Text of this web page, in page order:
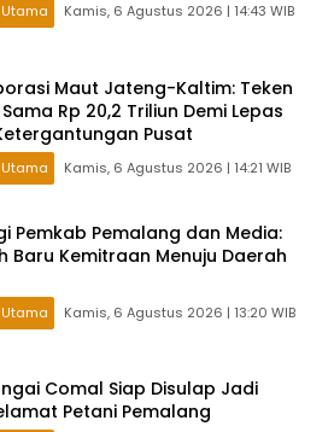
Kamis, 6 Agustus 2026 | 14:43 WIB
Maut Jateng-Kaltim: Teken
Rp 20,2 Triliun Demi Lepas
Pusat
Kamis, 6 Agustus 2026 | 14:21 WIB
Pemkab Pemalang dan Media:
Baru Kemitraan Menuju Daerah
Kamis, 6 Agustus 2026 | 13:20 WIB
Comal Siap Disulap Jadi
Petani Pemalang